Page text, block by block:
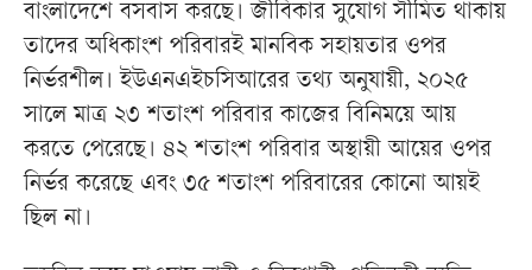
বাংলাদেশে বসবাস করছে। জীবিকার সুযোগ সীমিত থাকায়
তাদের অধিকাংশ পরিবারই মানবিক সহায়তার ওপর
নির্ভরশীল। ইউএনএইচসিআরের তথ্য অনুযায়ী, ২০২৫
সালে মাত্র ২৩ শতাংশ পরিবার কাজের বিনিময়ে আয়
করতে পেরেছে। ৪২ শতাংশ পরিবার অস্থায়ী আয়ের ওপর
নির্ভর করেছে এবং ৩৫ শতাংশ পরিবারের কোনো আয়ই
ছিল না।